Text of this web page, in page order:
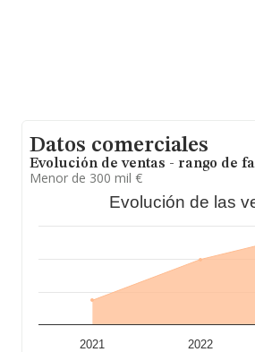
Datos comerciales
Evolución de ventas - rango de
Menor de 300 mil €
Evolución de las
2021 2022